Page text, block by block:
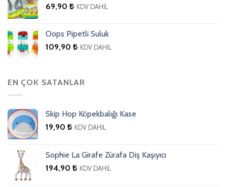
69,90 ₺ KDV DAHİL
Oops Pipetli Suluk
109,90 ₺ KDV DAHİL
EN ÇOK SATANLAR
Skip Hop Köpekbalığı Kase
19,90 ₺ KDV DAHİL
Sophie La Girafe Zürafa Diş Kaşıyıcı
194,90 ₺ KDV DAHİL